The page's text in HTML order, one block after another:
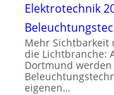
Elektrotechnik
Mehr Sichtbarkeit
die Lichtbranche:
Dortmund
eigenen…